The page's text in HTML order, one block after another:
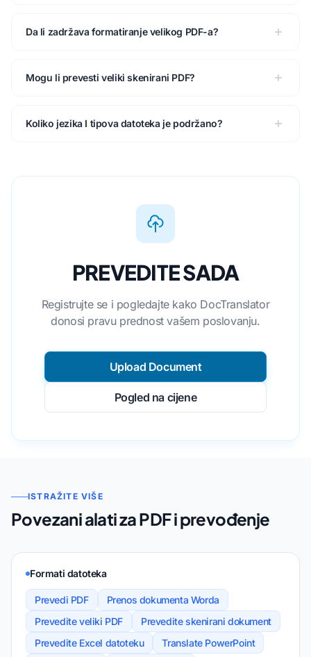
Da li zadržava formatiranje velikog PDF-a?
Mogu li prevesti veliki skenirani PDF?
Koliko jezika I tipova datoteka je podržano?
PREVEDITE SADA
Registrujte se i pogledajte kako DocTranslator
donosi pravu prednost vašem poslovanju.
Upload Document
Pogled na cijene
ISTRAŽITE VIŠE
Povezani alati za PDF i prevođenje
Formati datoteka
Prevedi PDF
Prenos dokumenta Worda
Prevedite veliki PDF
Prevedite skenirani dokument
Prevedite Excel datoteku
Translate PowerPoint